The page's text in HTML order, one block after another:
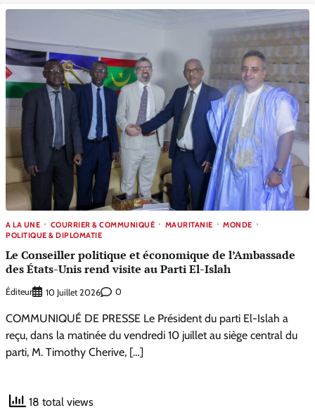
A LA UNE COURRIER & COMMUNIQUÉ MAURITANIE
MONDE
POLITIQUE & DIPLOMATIE
Le Conseiller politique et économique de l’Ambassade
des États-Unis rend visite au Parti El-Islah
Éditeur 10 Juillet 2026 0
COMMUNIQUÉ DE PRESSE Le Président du parti El-Islah a
reçu, dans la matinée du vendredi 10 juillet au siège central du
parti, M. Timothy Cherive, […]
18 total views